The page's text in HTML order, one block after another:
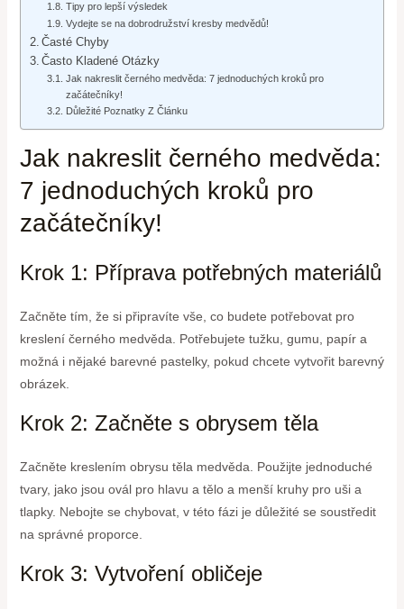
Tipy pro lepší výsledek
Vydejte se na dobrodružství kresby medvědů!
Časté Chyby
Často Kladené Otázky
Jak nakreslit černého medvěda: 7 jednoduchých kroků pro
začátečníky!
Důležité Poznatky Z Článku
Jak nakreslit černého medvěda:
7 jednoduchých kroků pro
začátečníky!
Krok 1: Příprava potřebných materiálů
Začněte tím, že si připravíte vše, co budete potřebovat pro
kreslení černého medvěda. Potřebujete tužku, gumu, papír a
možná i nějaké barevné pastelky, pokud chcete vytvořit barevný
obrázek.
Krok 2: Začněte s obrysem těla
Začněte kreslením obrysu těla medvěda. Použijte jednoduché
tvary, jako jsou ovál pro hlavu a tělo a menší kruhy pro uši a
tlapky. Nebojte se chybovat, v této fázi je důležité se soustředit
na správné proporce.
Krok 3: Vytvoření obličeje